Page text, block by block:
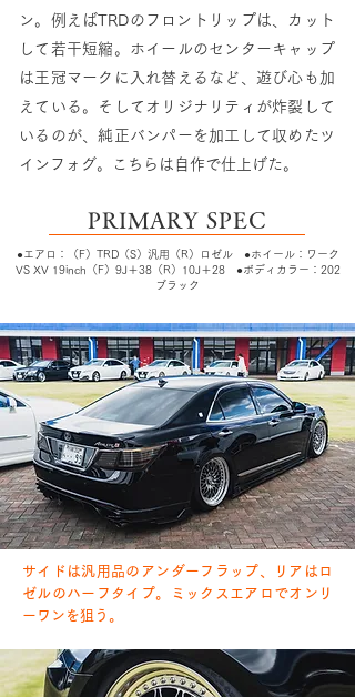
ン。例えばTRDのフロントリップは、カット
して若干短縮。ホイールのセンターキャップ
は王冠マークに入れ替えるなど、遊び心も加
えている。そしてオリジナリティが炸裂して
いるのが、純正バンパーを加工して収めたツ
インフォグ。こちらは自作で仕上げた。
PRIMARY SPEC
●エアロ：（F）TRD（S）汎用（R）ロゼル ●ホイール：ワーク
VS XV 19inch（F）9J＋38（R）10J＋28 ●ボディカラー：202
ブラック
サイドは汎用品のアンダーフラップ、リアはロ
ゼルのハーフタイプ。ミックスエアロでオンリ
ーワンを狙う。